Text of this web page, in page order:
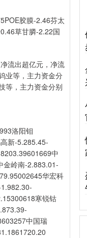
胶膜-2.46芬太
草甘膦-2.22国
流出超亿元，净流
业等，主力资金分
等，主力资金分别
洛阳钼
新-5.285.45-
中
金岭南-2.883.01-
华宏科
寒锐钴
中国瑞